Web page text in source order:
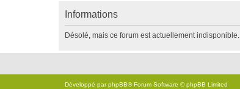
Informations
Désolé, mais ce forum est actuellement indisponible.
Développé parphpBB® Forum Software © phpBB Limited